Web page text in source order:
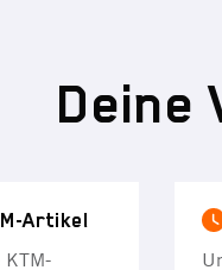
Deine
Artikel
KTM-